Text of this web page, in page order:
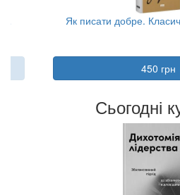
... Як писати добре.
450 грн
Сьогодні